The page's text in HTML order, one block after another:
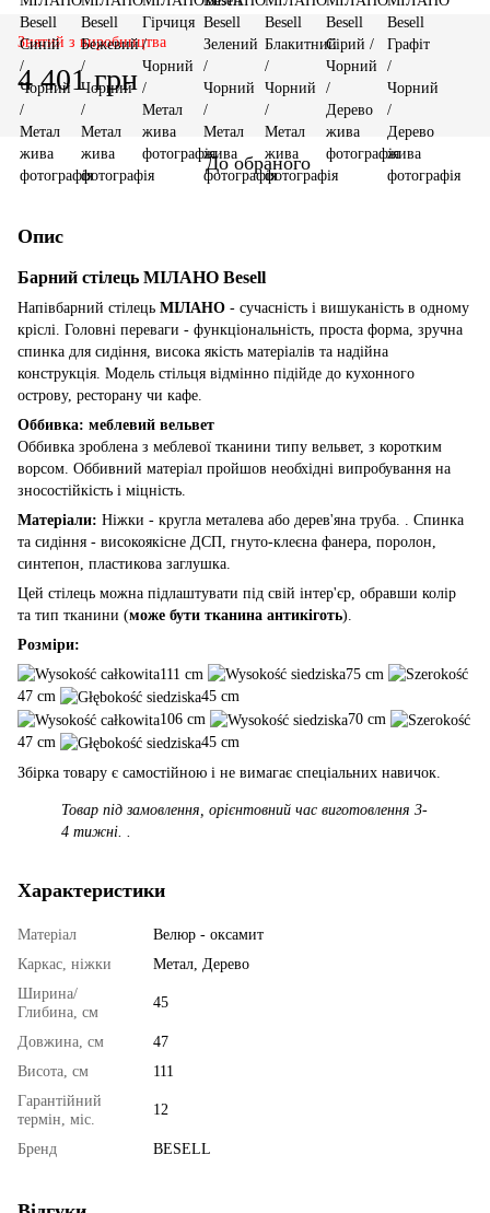
Знятий з виробництва
4 401 грн
До обраного
Опис
Барний стілець МІЛАНО Besell
Напівбарний стілець МІЛАНО - сучасність і вишуканість в одному
кріслі. Головні переваги - функціональність, проста форма, зручна
спинка для сидіння, висока якість матеріалів та надійна
конструкція. Модель стільця відмінно підійде до кухонного
острову, ресторану чи кафе.
Оббивка: меблевий вельвет
Оббивка зроблена з меблевої тканини типу вельвет, з коротким
ворсом. Оббивний матеріал пройшов необхідні випробування на
зносостійкість і міцність.
Матеріали: Ніжки - кругла металева або дерев'яна труба. . Спинка
та сидіння - високоякісне ДСП, гнуто-клеєна фанера, поролон,
синтепон, пластикова заглушка.
Цей стілець можна підлаштувати під свій інтер'єр, обравши колір
та тип тканини (може бути тканина антикіготь).
Розміри:
111 cm
75 cm
47 cm
45 cm
106 cm
70 cm
47 cm
45 cm
Збірка товару є самостійною і не вимагає спеціальних навичок.
Товар під замовлення, орієнтовний час виготовлення 3-
4 тижні. .
Характеристики
Матеріал
Велюр - оксамит
Каркас, ніжки
Метал, Дерево
Ширина/
Глибина, см
45
Довжина, см
47
Висота, см
111
Гарантійний
термін, міс.
12
Бренд BESELL